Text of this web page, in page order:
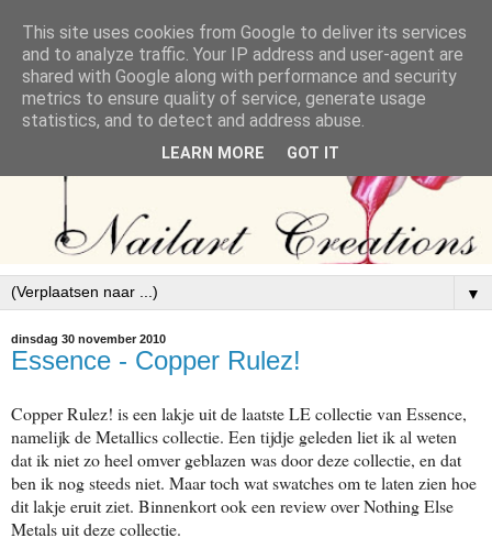
▼
dinsdag 30 november 2010
Essence - Copper Rulez!
Copper Rulez! is een lakje uit de laatste LE collectie van Essence,
namelijk de Metallics collectie. Een tijdje geleden liet ik al weten
dat ik niet zo heel omver geblazen was door deze collectie, en dat
ben ik nog steeds niet. Maar toch wat swatches om te laten zien hoe
dit lakje eruit ziet. Binnenkort ook een review over Nothing Else
Metals uit deze collectie.
This site uses cookies from Google to deliver its services
and to analyze traffic. Your IP address and user-agent are
shared with Google along with performance and security
metrics to ensure quality of service, generate usage
statistics, and to detect and address abuse.
LEARN MORE GOT IT